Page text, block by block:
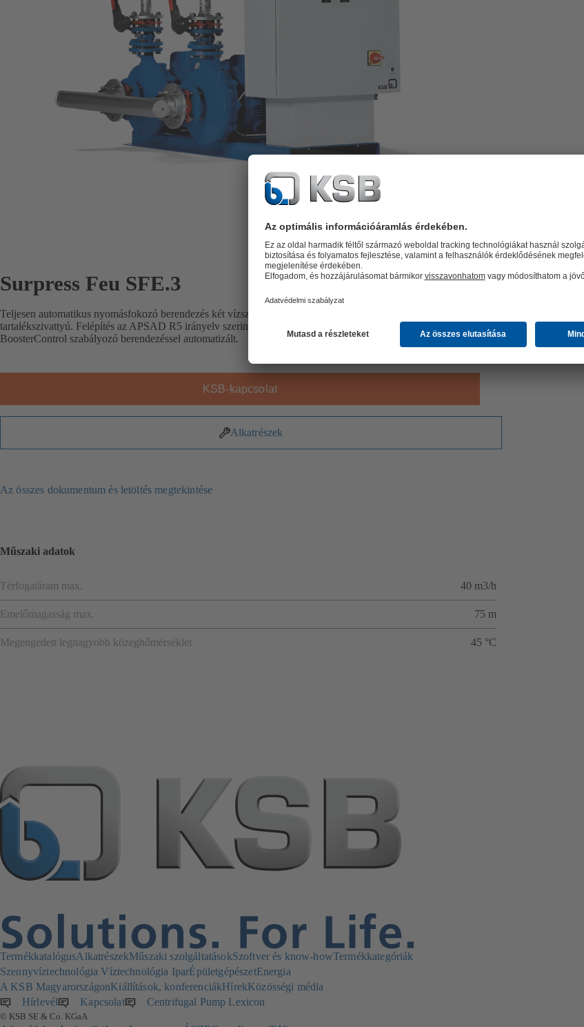
Surpress Feu SFE.3
Teljesen automatikus nyomásfokozó berendezés két vízszintes blokkszivattyúval, ebből az egyik
tartalékszivattyú. Felépítés az APSAD R5 irányelv szerint. Nyomástól függő be- és kikapcsolás.
BoosterControl szabályozó berendezéssel automatizált.
KSB-kapcsolat
Alkatrészek
Az összes dokumentum és letöltés megtekintése
Műszaki adatok
Térfogatáram max. 40 m3/h
Emelőmagasság max. 75 m
Megengedett legnagyobb közeghőmérséklet 45 °C
TermékkatalógusAlkatrészekMűszaki szolgáltatásokSzoftver és know-howTermékkategóriák
SzennyvíztechnológiaVíztechnológia IparÉpületgépészetEnergia
A KSB MagyarországonKiállítások, konferenciákHírekKözösségi média
Hírlevél(új
lapon
Kapcsolat Centrifugal Pump Lexicon
© KSB SE & Co. KGaA